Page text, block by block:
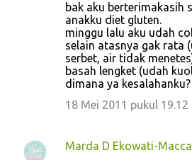
bak aku berterimakasih
anakku diet gluten.
minggu lalu aku udah
selain atasnya gak rata
serbet, air tidak
basah lengket (udah
dimana ya
18 Mei 2011 pukul 19.12
Marda D Ekowati-